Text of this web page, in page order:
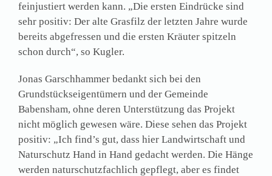
feinjustiert werden kann. „Die ersten Eindrücke sind
sehr positiv: Der alte Grasfilz der letzten Jahre wurde
bereits abgefressen und die ersten Kräuter spitzeln
schon durch“, so Kugler.
Jonas Garschhammer bedankt sich bei den
Grundstückseigentümern und der Gemeinde
Babensham, ohne deren Unterstützung das Projekt
nicht möglich gewesen wäre. Diese sehen das Projekt
positiv: „Ich find’s gut, dass hier Landwirtschaft und
Naturschutz Hand in Hand gedacht werden. Die Hänge
werden naturschutzfachlich gepflegt, aber es findet